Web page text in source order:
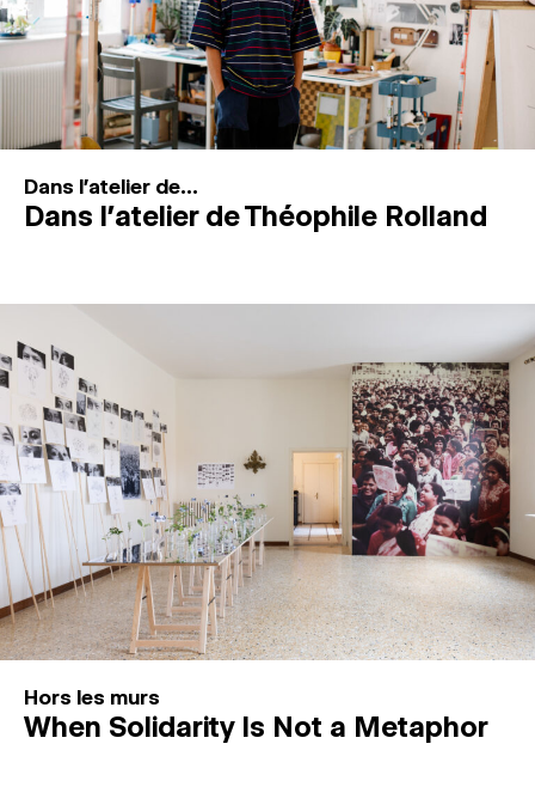
Recherche
Connexion
Dans l'atelier de...
Dans l’atelier de Théophile Rolland
Hors les murs
When Solidarity Is Not a Metaphor